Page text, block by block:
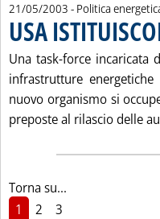
21/05/2003 - Politica
USA
Una task-force
infrastrutture
nuovo organismo si
preposte al rilascio delle
Torna su...
1
2 3